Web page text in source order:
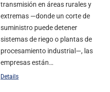
transmisión en áreas rurales y
extremas —donde un corte de
suministro puede detener
sistemas de riego o plantas de
procesamiento industrial—, las
empresas están…
Details